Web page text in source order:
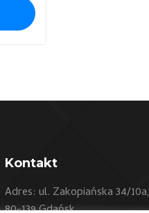
Kontakt
Adres: ul. Zakopiańska 34/10a,